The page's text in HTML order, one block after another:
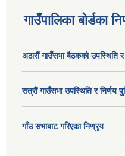
गाउँपालिका बोर्डका
अठाराैं गाउँसभा बैठकको उपस्थिति र
सत्राैं गाउँसभा उपस्थिति र निर्णय
गाँउ सभाबाट गरिएका निण्रृय